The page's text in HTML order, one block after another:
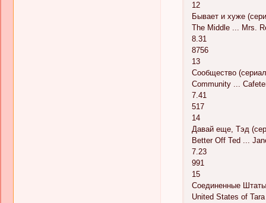
12
Бывает и хуже
The Middle ... Mrs.
8.31
8756
13
Сообщество
Community ...
7.41
517
14
Давай еще, Тэд
Better Off Ted ...
7.23
991
15
Соединенные
United States of